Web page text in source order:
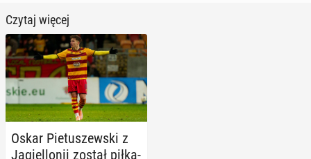
Czytaj więcej
Oskar Pie­tu­szew­ski z
Ja­giel­lo­nii został pił­ka­